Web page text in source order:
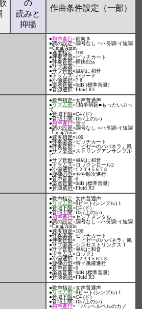
の
読みと
抑揚
作曲条件設定（一部）
●和声進行=前向き
●調の設定=調号なし =ハ長調/イ短調
=Cmaj/Amin
●速度指定=100
●伴奏楽器=ピッチカート
●伴奏音形=軽快02ss
●サブ楽器=----
●サブ音形=単純に和音
●ドラムス=バラード
●小節選択=7 8
●楽器音量=0dB (標準音量)
●音源選択=Fluid R3
●歌声指定=女声普通声
●リズム形=1拍半弱起■もったいぶっ
て
●音域下限=C4 (ド)
●音域上限=D5 (上のレ)
●和声進行=堂々
●調の設定=調号なし =ハ長調/イ短調
=Cmaj/Amin
●速度指定=100
●伴奏楽器=ピッチカート
●伴奏音形=「ビゼーのハバネラ」風
●サブ楽器=ストリングアンサンブル
2
●サブ音形=単純に和音
●ドラムス=ロックンロール2
●小節選択=1 2 3 4 5 6 7 8
●旋律の型=やや順次進行
●音声音量=0
●楽器音量=0dB (標準音量)
●音源選択=Fluid R3
●歌声指定=女声普通声
●リズム形=8ビート(シンプル) 1
●音域下限=C4 (ド)
●音域上限=D5 (上のレ)
●和声進行=センチメンタル
●調の設定=調号なし =ハ長調/イ短調
=Cmaj/Amin
●速度指定=100
●伴奏楽器=ピッチカート
●伴奏音形=「ビゼーのハバネラ」風
●サブ楽器=シンセストリングス 1
●サブ音形=単純に和音
●ドラムス=ロック1
●小節選択=1 2 3 4 5 6 7 8
●旋律の型=時々跳躍進行
●音声音量=0
●楽器音量=0dB (標準音量)
●音源選択=Fluid R3
●歌声指定=女声普通声
●リズム形=8ビート(シンプル) 1
●音域下限=C4 (ド)
●音域上限=D5 (上のレ)
●和声進行=「パッヘルベルのカノ